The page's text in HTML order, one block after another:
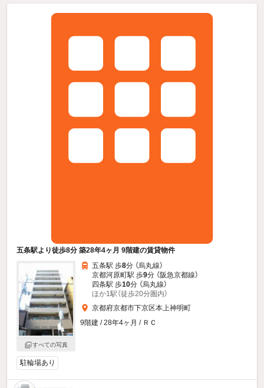
五条駅より徒歩8分 築28年4ヶ月 9階建の賃貸物件
すべての写真
五条駅 歩8分 （烏丸線）
京都河原町駅 歩9分 （阪急京都線）
四条駅 歩10分 （烏丸線）
ほか1駅（徒歩20分圏内）
京都府京都市下京区本上神明町
9階建 / 28年4ヶ月 / ＲＣ
駐輪場あり